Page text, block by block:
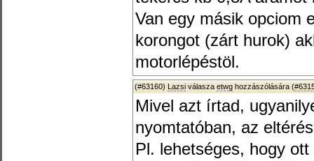
Van egy másik opciom
korongot (zárt hurok)
motorlépéstöl.
(#63160) Lazsi válasza etwg hozzászólására (
Mivel azt írtad,
nyomtatóban, az
Pl. lehetséges, hogy